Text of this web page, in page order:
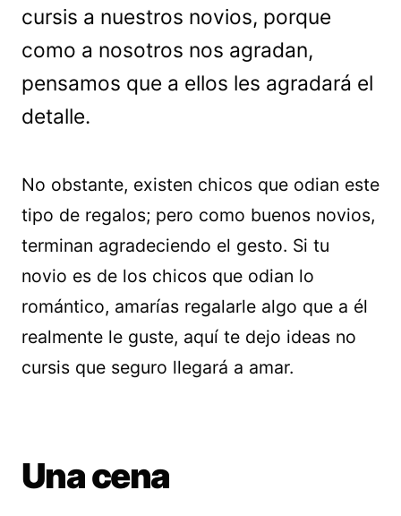
cursis a nuestros novios, porque
como a nosotros nos agradan,
pensamos que a ellos les agradará el
detalle.
No obstante, existen chicos que odian este
tipo de regalos; pero como buenos novios,
terminan agradeciendo el gesto. Si tu
novio es de los chicos que odian lo
romántico, amarías regalarle algo que a él
realmente le guste, aquí te dejo ideas no
cursis que seguro llegará a amar.
Una cena